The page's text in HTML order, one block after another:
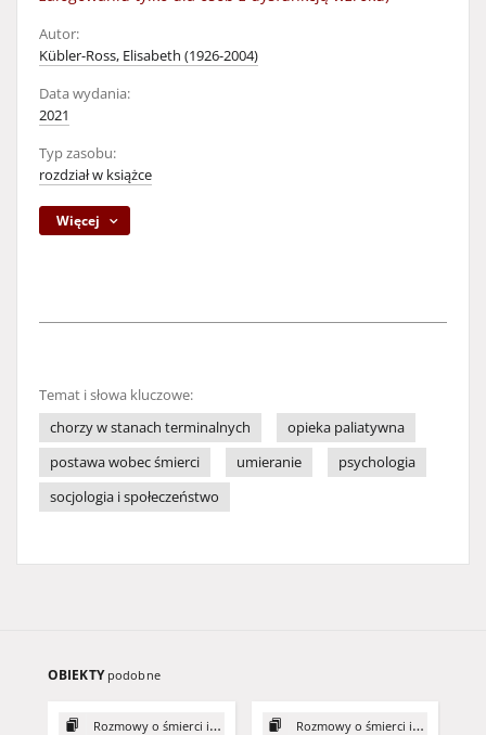
Autor:
Kübler-Ross, Elisabeth (1926-2004)
Data wydania:
2021
Typ zasobu:
rozdział w książce
Więcej
Temat i słowa kluczowe:
chorzy w stanach terminalnych
opieka paliatywna
postawa wobec śmierci
umieranie
psychologia
socjologia i społeczeństwo
OBIEKTY podobne
Rozmowy o śmierci i umieraniu Rozmowy o śmierci i umieraniu